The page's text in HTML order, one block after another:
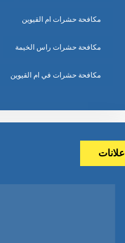
مكافحة حشرات ام القيوين
مكافحة حشرات راس الخيمة
مكافحة حشرات في ام القيوين
إعلانات